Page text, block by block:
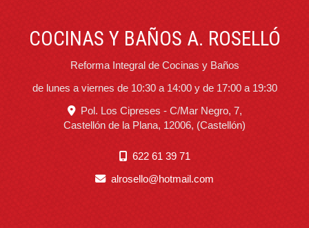
COCINAS Y BAÑOS A. ROSELLÓ
Reforma Integral de Cocinas y Baños
de lunes a viernes de 10:30 a 14:00 y de 17:00 a 19:30
Pol. Los Cipreses - C/Mar Negro, 7,
Castellón de la Plana, 12006, (Castellón)
622 61 39 71
alrosello
hotmail.com